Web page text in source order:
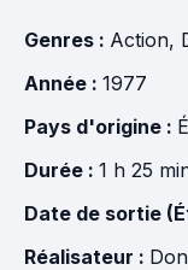
Genres : Action,
Année : 1977
Pays d'origine :
Durée : 1 h 25
Date de sortie
Réalisateur :